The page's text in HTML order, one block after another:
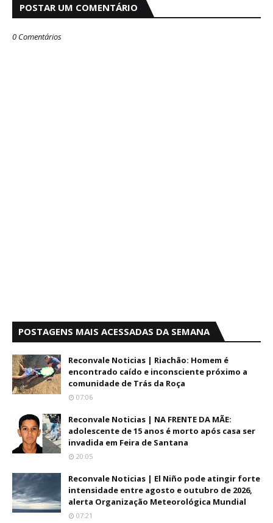
POSTAR UM COMENTÁRIO
0 Comentários
POSTAGENS MAIS ACESSADAS DA SEMANA
Reconvale Noticias | Riachão: Homem é
encontrado caído e inconsciente próximo a
comunidade de Trás da Roça
07:06
Reconvale Noticias | NA FRENTE DA MÃE:
adolescente de 15 anos é morto após casa ser
invadida em Feira de Santana
20:05
Reconvale Noticias | El Niño pode atingir forte
intensidade entre agosto e outubro de 2026,
alerta Organização Meteorológica Mundial
07:21